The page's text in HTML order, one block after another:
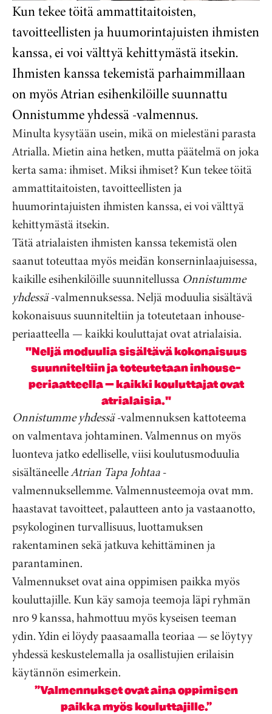
Kun tekee töitä ammattitaitoisten,
tavoitteellisten ja huumorintajuisten ihmisten
kanssa, ei voi välttyä kehittymästä itsekin.
Ihmisten kanssa tekemistä parhaimmillaan
on myös Atrian esihenkilöille suunnattu
Onnistumme yhdessä -valmennus.
Minulta kysytään usein, mikä on mielestäni parasta
Atrialla. Mietin aina hetken, mutta päätelmä on joka
kerta sama: ihmiset. Miksi ihmiset? Kun tekee töitä
ammattitaitoisten, tavoitteellisten ja
huumorintajuisten ihmisten kanssa, ei voi välttyä
kehittymästä itsekin.
Tätä atrialaisten ihmisten kanssa tekemistä olen
saanut toteuttaa myös meidän konserninlaajuisessa,
kaikille esihenkilöille suunnitellussa Onnistumme
yhdessä-valmennuksessa. Neljä moduulia sisältävä
kokonaisuus suunniteltiin ja toteutetaan inhouse-
periaatteella — kaikki kouluttajat ovat atrialaisia.
"Neljä moduulia sisältävä kokonaisuus
suunniteltiin ja toteutetaan inhouse-
periaatteella — kaikki kouluttajat ovat
atrialaisia."
Onnistumme yhdessä-valmennuksen kattoteema
on valmentava johtaminen. Valmennus on myös
luonteva jatko edelliselle, viisi koulutusmoduulia
sisältäneelleAtrian Tapa Johtaa-
valmennuksellemme. Valmennusteemoja ovat mm.
haastavat tavoitteet, palautteen anto ja vastaanotto,
psykologinen turvallisuus, luottamuksen
rakentaminen sekä jatkuva kehittäminen ja
parantaminen.
Valmennukset ovat aina oppimisen paikka myös
kouluttajille. Kun käy samoja teemoja läpi ryhmän
nro 9 kanssa, hahmottuu myös kyseisen teeman
ydin. Ydin ei löydy paasaamalla teoriaa — se löytyy
yhdessä keskustelemalla ja osallistujien erilaisin
käytännön esimerkein.
”Valmennukset ovat aina oppimisen
paikka myös kouluttajille.”